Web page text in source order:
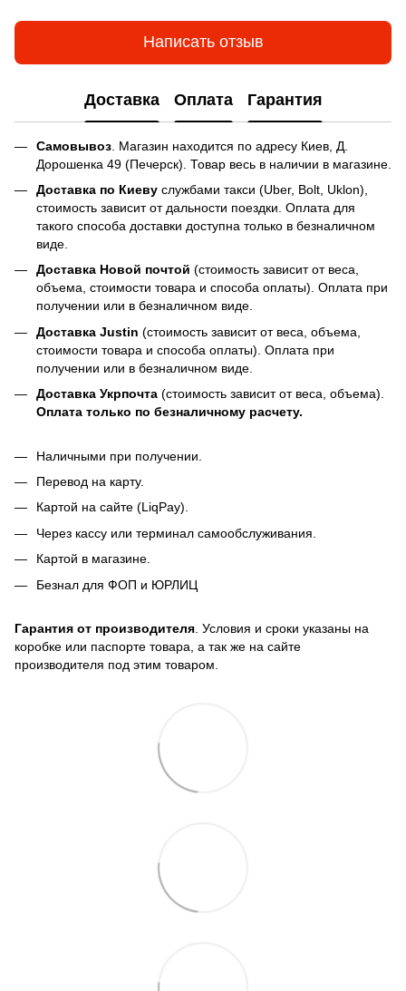
Написать отзыв
Доставка Оплата Гарантия
Самовывоз . Магазин находится по адресу Киев, Д.
Дорошенка 49 (Печерск). Товар весь в наличии в магазине.
Доставка по Киеву службами такси (Uber, Bolt, Uklon),
стоимость зависит от дальности поездки. Оплата для
такого способа доставки доступна только в безналичном
виде.
Доставка Новой почтой (стоимость зависит от веса,
объема, стоимости товара и способа оплаты). Оплата при
получении или в безналичном виде.
Доставка Justin (стоимость зависит от веса, объема,
стоимости товара и способа оплаты). Оплата при
получении или в безналичном виде.
Доставка Укрпочта (стоимость зависит от веса, объема).
Оплата только по безналичному расчету.
Наличными при получении.
Перевод на карту.
Картой на сайте (LiqPay).
Через кассу или терминал самообслуживания.
Картой в магазине.
Безнал для ФОП и ЮРЛИЦ
Гарантия от производителя . Условия и сроки указаны на
коробке или паспорте товара, а так же на сайте
производителя под этим товаром.